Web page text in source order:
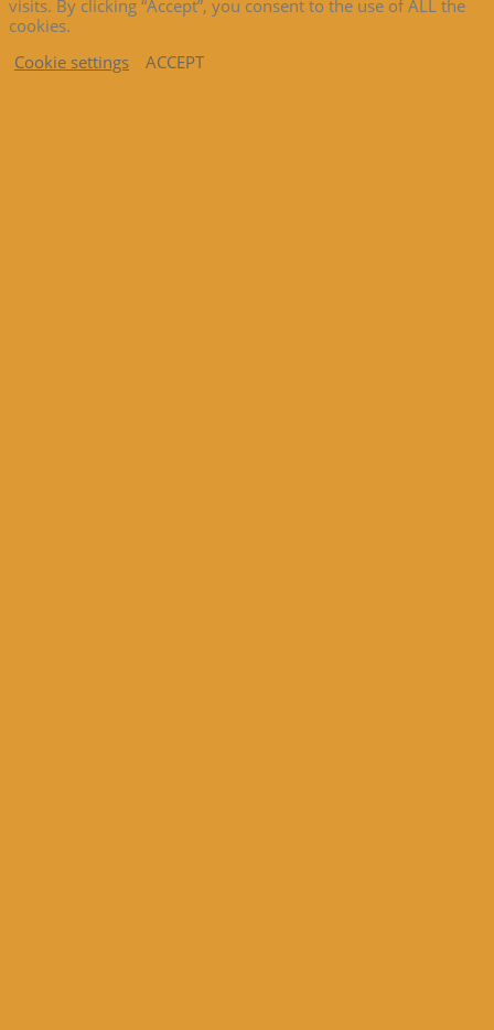
visits. By clicking “Accept”, you consent to the use of ALL the
cookies.
Cookie settings
ACCEPT